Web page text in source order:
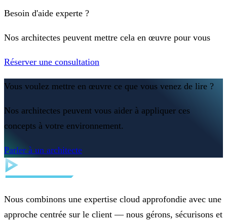
Besoin d'aide experte ?
Nos architectes peuvent mettre cela en œuvre pour vous
Réserver une consultation
Vous voulez mettre en œuvre ce que vous venez de lire ?
Nos architectes peuvent vous aider à appliquer ces
concepts à votre environnement.
Parler à un architecte
Nous combinons une expertise cloud approfondie avec une
approche centrée sur le client — nous gérons, sécurisons et